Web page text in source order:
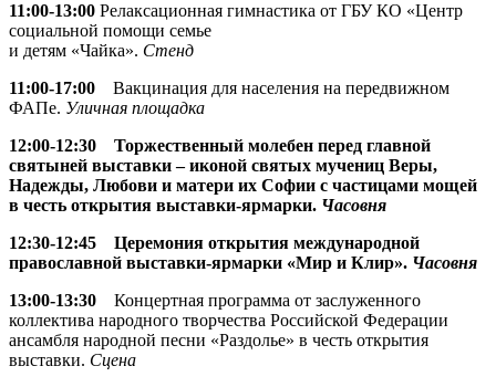
11:00-13:00 Релаксационная гимнастика от ГБУ КО «Центр
социальной помощи семье
и детям «Чайка». Стенд
11:00-17:00 Вакцинация для населения на передвижном
ФАПе. Уличная площадка
12:00-12:30
Торжественный молебен перед главной
святыней выставки – иконой святых мучениц Веры,
Надежды, Любови и матери их Софии с частицами мощей
в честь открытия выставки-ярмарки. Часовня
12:30-12:45
Церемония открытия международной
православной выставки-ярмарки «Мир и Клир». Часовня
13:00-13:30 Концертная программа от заслуженного
коллектива народного творчества Российской Федерации
ансамбля народной песни «Раздолье» в честь открытия
выставки. Сцена